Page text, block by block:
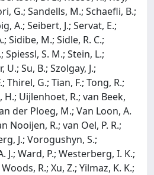
G.; Sandells, M.; Schaefli, B.;
A.; Seibert, J.; Servat, E.;
Sidibe, M.; Sidle, R. C.;
S. M.; Stein, L.;
Su, B.; Szolgay, J.;
Thirel, G.; Tian, F.; Tong, R.;
H.; Uijlenhoet, R.; van Beek,
der Ploeg, M.; Van Loon, A.
Nooijen, R.; van Oel, P. R.;
J.; Vorogushyn, S.;
J.; Ward, P.; Westerberg, I. K.;
R.; Xu, Z.; Yilmaz, K. K.;